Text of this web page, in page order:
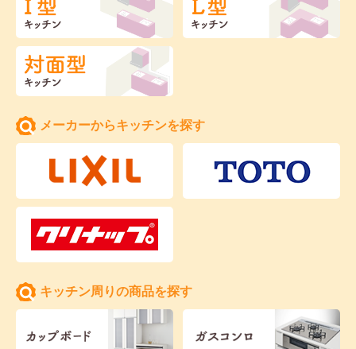
メーカーからキッチンを探す
キッチン周りの商品を探す